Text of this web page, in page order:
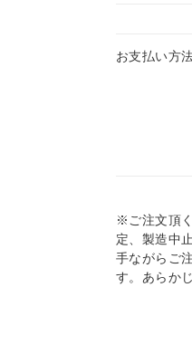
お支払い方
※ご注文頂
定、製造中
手ながらご
す。あらか